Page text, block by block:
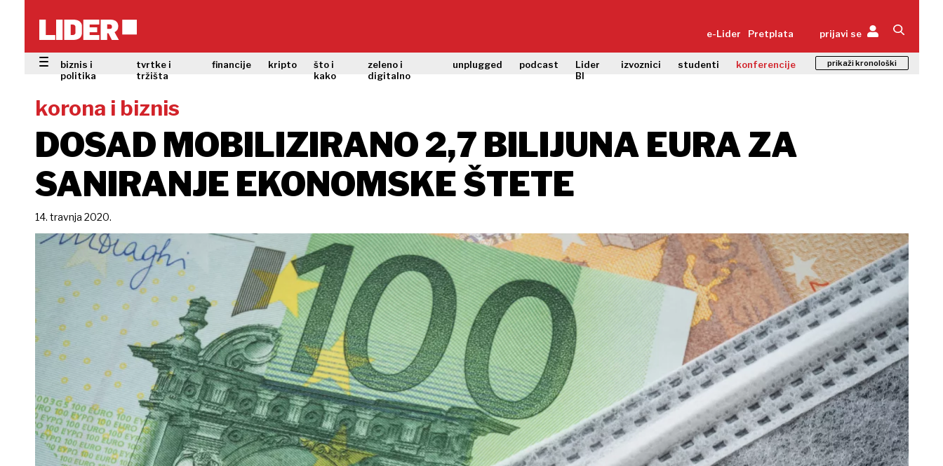
e-Lider Pretplata prijavi se
biznis i
politika
tvrtke i
tržišta
financije kripto
što i
kako
zeleno i
digitalno
unplugged podcast
Lider
BI
izvoznici studenti konferencije prikaži kronološki
korona i biznis
DOSAD MOBILIZIRANO 2,7 BILIJUNA EURA ZA
SANIRANJE EKONOMSKE ŠTETE
14. travnja 2020.